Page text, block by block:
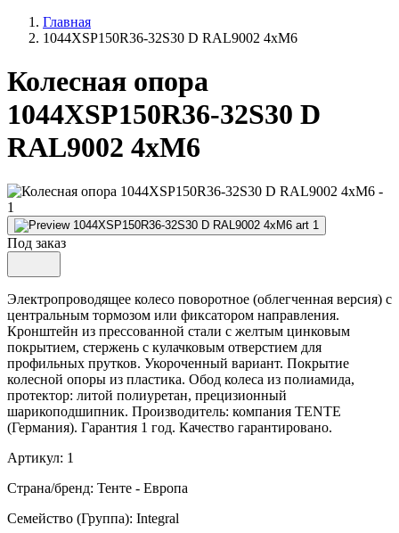
Главная
1044XSP150R36-32S30 D RAL9002 4xM6
Колесная опора
1044XSP150R36-32S30 D
RAL9002 4xM6
Под заказ
Электропроводящее колесо поворотное (облегченная версия) с
центральным тормозом или фиксатором направления.
Кронштейн из прессованной стали с желтым цинковым
покрытием, стержень с кулачковым отверстием для
профильных прутков. Укороченный вариант. Покрытие
колесной опоры из пластика. Обод колеса из полиамида,
протектор: литой полиуретан, прецизионный
шарикоподшипник. Производитель: компания TENTE
(Германия). Гарантия 1 год. Качество гарантировано.
Артикул: 1
Страна/бренд: Тенте - Европа
Семейство (Группа): Integral